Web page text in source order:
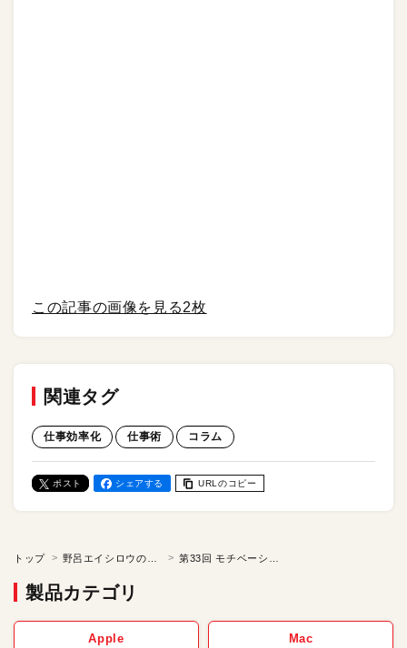
この記事の画像を見る2枚
関連タグ
仕事効率化 仕事術 コラム
ポスト シェアする URLのコピー
トップ
製品カテゴリ
Apple Mac